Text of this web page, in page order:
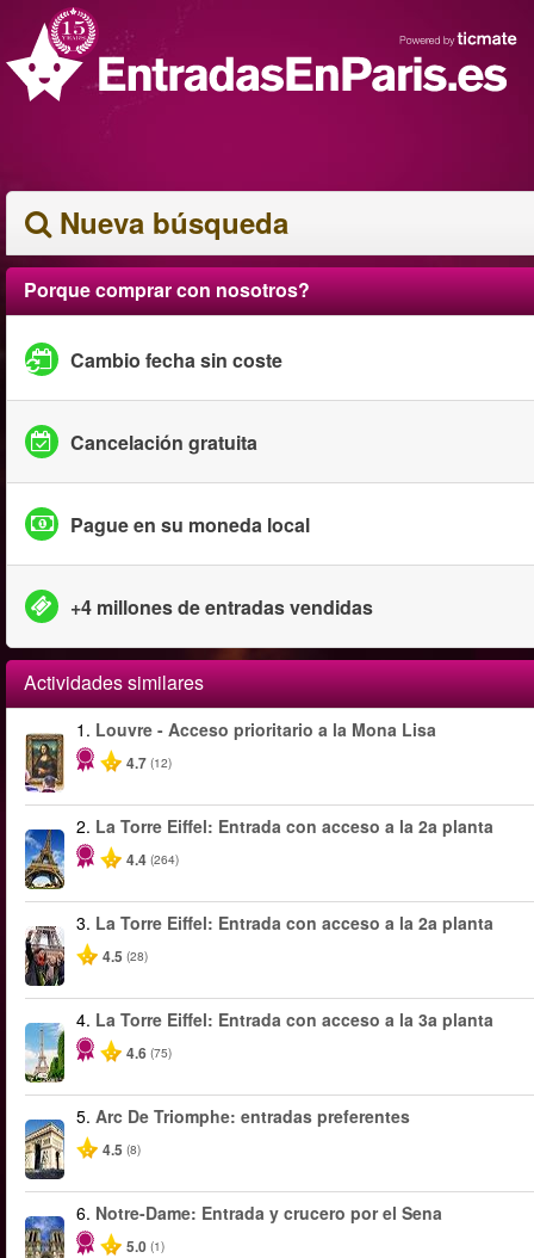
Nueva búsqueda
Porque comprar con nosotros?
Cambio fecha sin coste
Cancelación gratuita
Pague en su moneda local
+4 millones de entradas vendidas
Actividades similares
1. Louvre - Acceso prioritario a la Mona Lisa
4.7 (12)
2. La Torre Eiffel: Entrada con acceso a la 2a planta
4.4 (264)
3. La Torre Eiffel: Entrada con acceso a la 2a planta
4.5 (28)
4. La Torre Eiffel: Entrada con acceso a la 3a planta
4.6 (75)
5. Arc De Triomphe: entradas preferentes
4.5 (8)
6. Notre-Dame: Entrada y crucero por el Sena
5.0 (1)